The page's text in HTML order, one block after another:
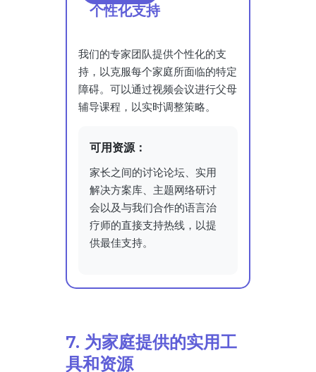
个性化支持
我们的专家团队提供个性化的支
持，以克服每个家庭所面临的特定
障碍。可以通过视频会议进行父母
辅导课程，以实时调整策略。
可用资源：
家长之间的讨论论坛、实用
解决方案库、主题网络研讨
会以及与我们合作的语言治
疗师的直接支持热线，以提
供最佳支持。
7. 为家庭提供的实用工
具和资源